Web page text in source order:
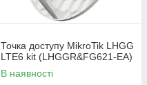
Точка доступу MikroTik LHGG
LTE6 kit (LHGGR&FG621-EA)
В наявності